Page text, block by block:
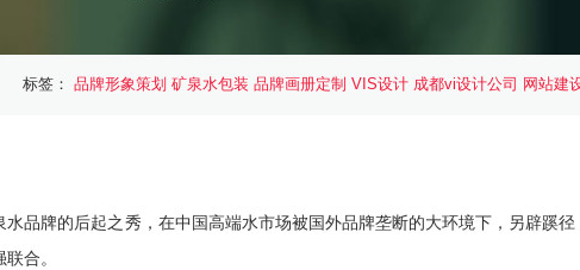
标签： 品牌形象策划 矿泉水包装 品牌画册定制 VIS设计 成都vi设计公司 网站建
品牌的后起之秀，在中国高端水市场被国外品牌垄断的大环境下，另辟蹊
合。